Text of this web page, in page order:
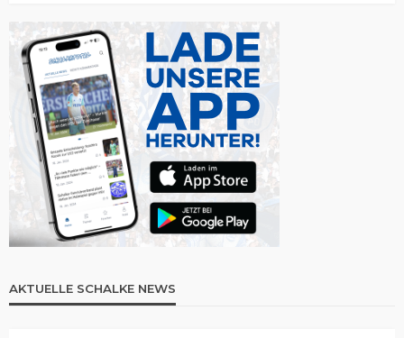
AKTUELLE SCHALKE NEWS